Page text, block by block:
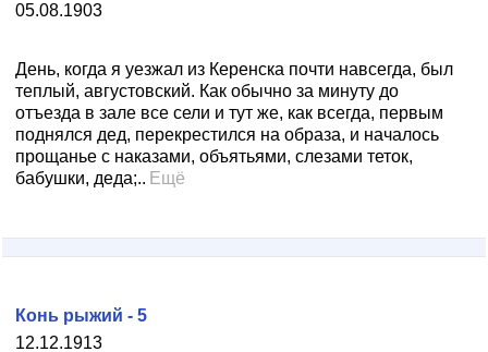
05.08.1903
День, когда я уезжал из Керенска почти навсегда, был
теплый, августовский. Как обычно за минуту до
отъезда в зале все сели и тут же, как всегда, первым
поднялся дед, перекрестился на образа, и началось
прощанье с наказами, объятьями, слезами теток,
бабушки, деда;.. Ещё
12.12.1913
Конь рыжий - 5